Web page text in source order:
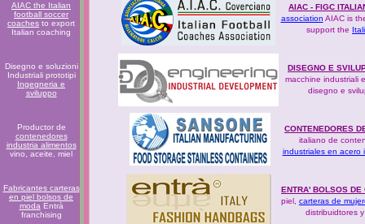
AIAC the Italian
football soccer
coaches to export
Italian coaching
AIAC - FIGC
association AIAC is
support the
Disegno e soluzioni
Industriali prototipi
Ingegneria e
sviluppo
DISEGNO E
macchine industriali
disegno e
Productor de
contenedores
industria alimentos
vino, aceite, miel
CONTENEDORES
italiano de
industriales en acero
Fabricantes carteras
en piel bolsos de
moda Entrà
franchising
ENTRA' BOLSOS DE
piel, carteras de
distribuidtores